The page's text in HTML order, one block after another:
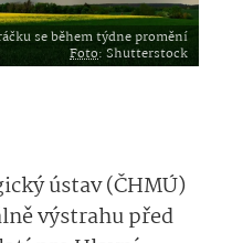
se během týdne promění
Foto: Shutterstock
ústav (ČHMÚ)
výstrahu před